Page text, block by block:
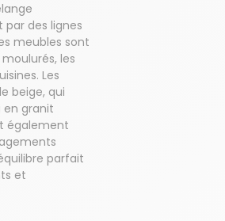
des lignes
meubles sont
les
Les
beige, qui
en granit
également
parfait
et